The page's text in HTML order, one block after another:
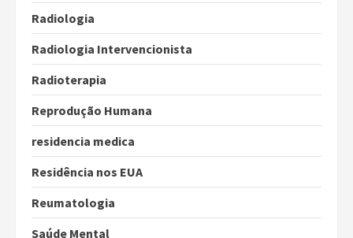
Radiologia
Radiologia Intervencionista
Radioterapia
Reprodução Humana
residencia medica
Residência nos EUA
Reumatologia
Saúde Mental